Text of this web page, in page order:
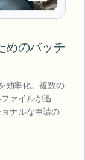
めのバッチ
効率化。複数の
ァイルが迅
ナルな申請の